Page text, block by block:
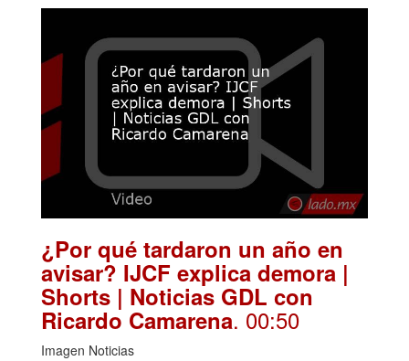
¿Por qué tardaron un año en
avisar? IJCF explica demora |
Shorts | Noticias GDL con
Ricardo Camarena. 00:50
Imagen Noticias